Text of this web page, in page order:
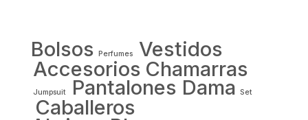
Bolsos Perfumes
Vestidos
Accesorios Chamarras
Jumpsuit Pantalones Dama Set
Caballeros